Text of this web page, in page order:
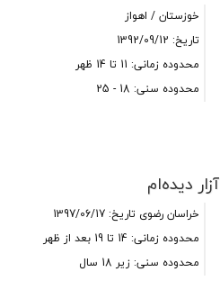
خوزستان / اهواز
تاریخ: 1392/09/12
محدوده زمانی: 11 تا 14 ظهر
محدوده سنی: 18 - 25
آزار دیده‌ام
خراسان رضوی تاریخ: 1397/06/17
محدوده زمانی: 14 تا 19 بعد از ظهر
محدوده سنی: زیر 18 سال